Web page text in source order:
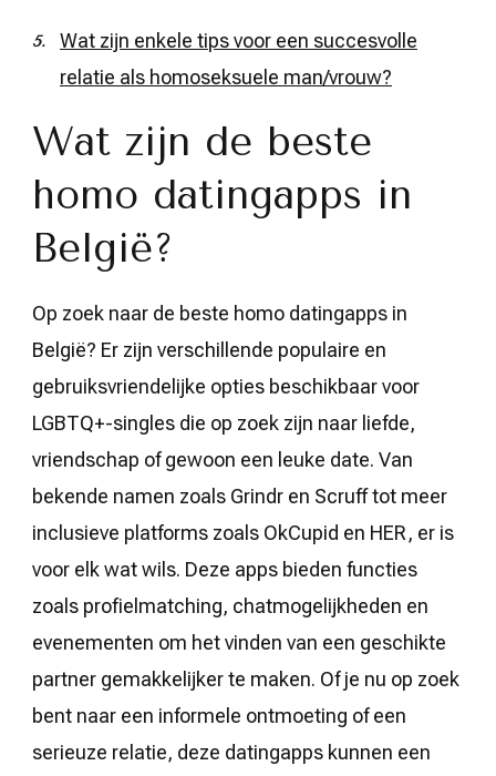
Wat zijn enkele tips voor een succesvolle
relatie als homoseksuele man/vrouw?
Wat zijn de beste
homo datingapps in
België?
Op zoek naar de beste homo datingapps in
België? Er zijn verschillende populaire en
gebruiksvriendelijke opties beschikbaar voor
LGBTQ+-singles die op zoek zijn naar liefde,
vriendschap of gewoon een leuke date. Van
bekende namen zoals Grindr en Scruff tot meer
inclusieve platforms zoals OkCupid en HER, er is
voor elk wat wils. Deze apps bieden functies
zoals profielmatching, chatmogelijkheden en
evenementen om het vinden van een geschikte
partner gemakkelijker te maken. Of je nu op zoek
bent naar een informele ontmoeting of een
serieuze relatie, deze datingapps kunnen een